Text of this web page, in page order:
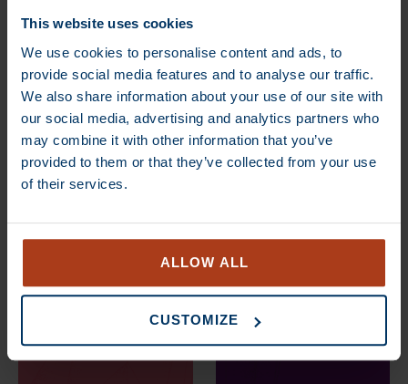
This website uses cookies
We use cookies to personalise content and ads, to
provide social media features and to analyse our traffic.
We also share information about your use of our site with
our social media, advertising and analytics partners who
may combine it with other information that you’ve
provided to them or that they’ve collected from your use
of their services.
ALLOW ALL
CUSTOMIZE
DEAL
€13,70 – €80,00
DEAL
€13,70 – €80,00
DEAL DEAL